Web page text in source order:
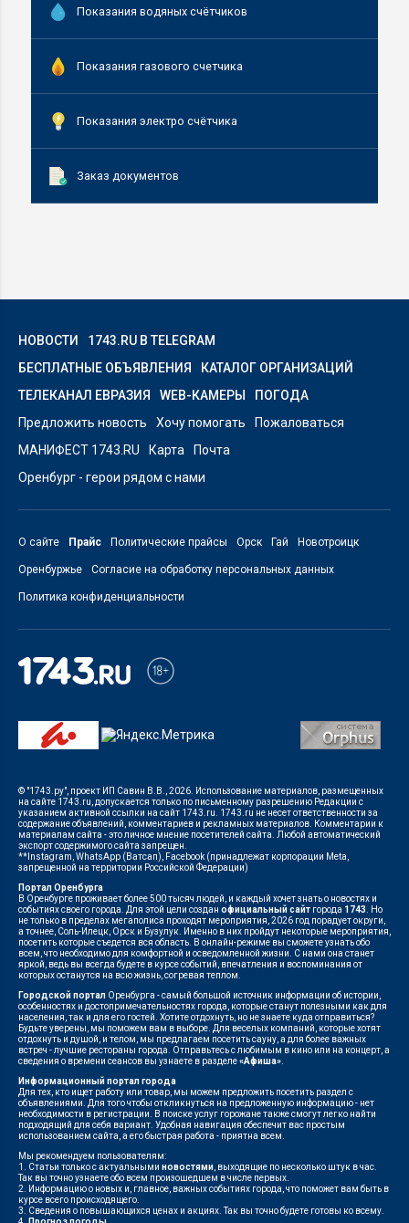
Показания водяных счётчиков
Показания газового счетчика
Показания электро счётчика
Заказ документов
НОВОСТИ
1743.RU В TELEGRAM
БЕСПЛАТНЫЕ ОБЪЯВЛЕНИЯ
КАТАЛОГ ОРГАНИЗАЦИЙ
ТЕЛЕКАНАЛ ЕВРАЗИЯ
WEB-КАМЕРЫ
ПОГОДА
Предложить новость
Хочу помогать
Пожаловаться
МАНИФЕСТ 1743.RU
Карта
Почта
Оренбург - герои рядом с нами
О сайте Прайс Политические прайсы Орск Гай Новотроицк
Оренбуржье Согласие на обработку персональных данных
Политика конфиденциальности
© "1743.ру", проект ИП Савин В.В., 2026. Использование материалов, размещенных
на сайте 1743.ru, допускается только по письменному разрешению Редакции с
указанием активной ссылки на сайт 1743.ru. 1743.ru не несет ответственности за
содержание объявлений, комментариев и рекламных материалов. Комментарии к
материалам сайта - это личное мнение посетителей сайта. Любой автоматический
экспорт содержимого сайта запрещен.
**Instagram, WhatsApp (Ватсап), Facebook (принадлежат корпорации Meta,
запрещенной на территории Российской Федерации)
Портал Оренбурга
В Оренбурге проживает более 500 тысяч людей, и каждый хочет знать о новостях и
событиях своего города. Для этой цели создан официальный сайт города 1743 . Но
не только в пределах мегаполиса проходят мероприятия, 2026 год порадует округи,
а точнее, Соль-Илецк, Орск и Бузулук. Именно в них пройдут некоторые мероприятия,
посетить которые съедется вся область. В онлайн-режиме вы сможете узнать обо
всем, что необходимо для комфортной и осведомленной жизни. С нами она станет
яркой, ведь вы всегда будете в курсе событий, впечатления и воспоминания от
которых останутся на всю жизнь, согревая теплом.
Городской портал Оренбурга - самый большой источник информации об истории,
особенностях и достопримечательностях города, которые станут полезными как для
населения, так и для его гостей. Хотите отдохнуть, но не знаете куда отправиться?
Будьте уверены, мы поможем вам в выборе. Для веселых компаний, которые хотят
отдохнуть и душой, и телом, мы предлагаем посетить сауну, а для более важных
встреч - лучшие рестораны города. Отправьтесь с любимым в кино или на концерт, а
сведения о времени сеансов вы узнаете в разделе«Афиша»
Информационный портал города
Для тех, кто ищет работу или товар, мы можем предложить посетить раздел с
объявлениями. Для того чтобы откликнуться на предложенную информацию - нет
необходимости в регистрации. В поиске услуг горожане также смогут легко найти
подходящий для себя вариант. Удобная навигация обеспечит вас простым
использованием сайта, а его быстрая работа - приятна всем.
Мы рекомендуем пользователям:
1. Статьи только с актуальными новостями , выходящие по несколько штук в час.
Так вы точно узнаете обо всем произошедшем в числе первых.
2. Информацию о новых и, главное, важных событиях города, что поможет вам быть в
курсе всего происходящего.
3. Сведения о повышающихся ценах и акциях. Так вы точно будете готовы ко всему.